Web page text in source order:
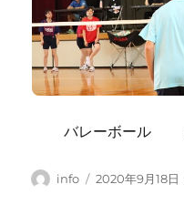
バレーボール
投
info
投
2020年9月18日